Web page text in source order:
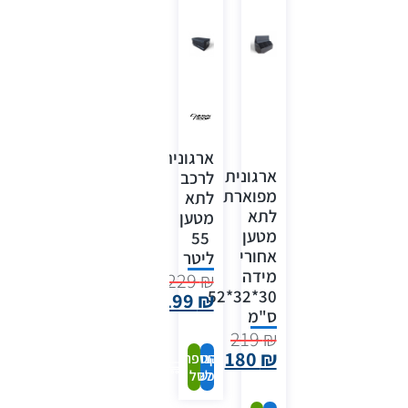
ארגונית
מפוארת
לתא
מטען
אחורי
מידה
30*32*52
ס"מ
219₪
180 ₪
ארגונית
לרכב
לתא
מטען
55
ליטר
229₪
199 ₪
קנה
עכשיו
הוספה
לסל